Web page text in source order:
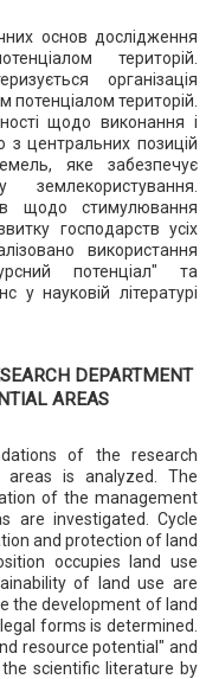
основ дослідження
територій.
організація
територій.
щодо виконання і
з центральних позицій
яке забезпечує
землекористування.
щодо стимулювання
господарств усіх
використання
потенціал" та
у науковій літературі
DEPARTMENT
AREAS
of the research
is analyzed. The
of the management
are investigated. Cycle
and protection of land
occupies land use
of land use are
the development of land
forms is determined.
resource potential" and
scientific literature by